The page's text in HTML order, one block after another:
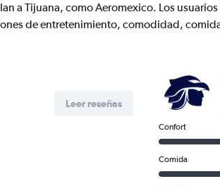
a Tijuana, como Aeromexico. Los
de entretenimiento, comodidad,
Leer reseñas
Confort
Comida